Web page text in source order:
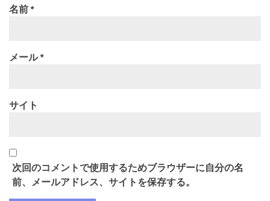
名前*
メール*
サイト
次回のコメントで使用するためブラウザーに自分の名
前、メールアドレス、サイトを保存する。